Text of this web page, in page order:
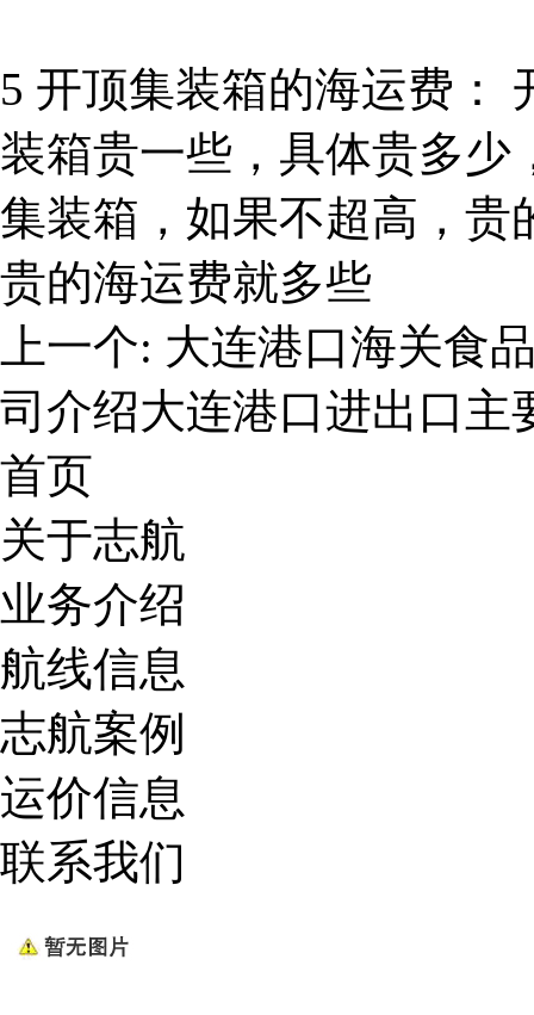
5 开顶集装箱的海运费：
装箱贵一些，具体贵多少
集装箱，如果不超高，贵
贵的海运费就多些
上一个: 大连港口海关食
司介绍大连港口进出口主
首页
关于志航
业务介绍
航线信息
志航案例
运价信息
联系我们